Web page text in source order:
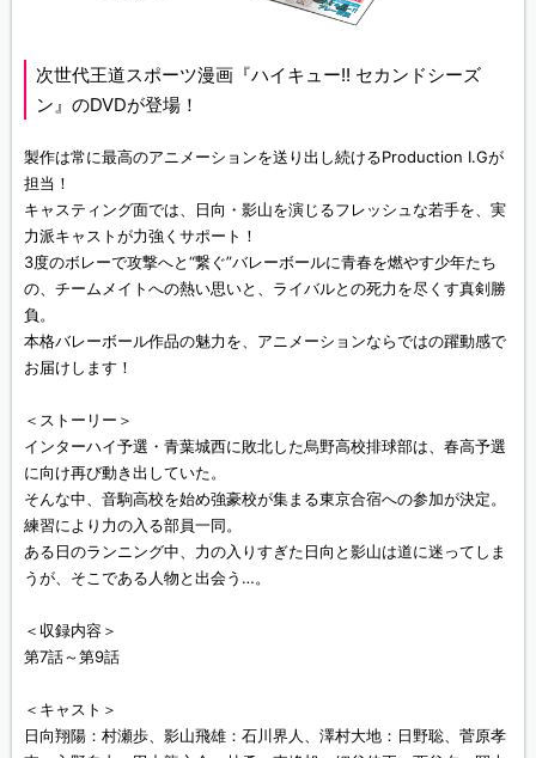
次世代王道スポーツ漫画『ハイキュー!! セカンドシーズ
ン』のDVDが登場！
製作は常に最高のアニメーションを送り出し続けるProduction I.Gが
担当！
キャスティング面では、日向・影山を演じるフレッシュな若手を、実
力派キャストが力強くサポート！
3度のボレーで攻撃へと“繋ぐ”バレーボールに青春を燃やす少年たち
の、チームメイトへの熱い思いと、ライバルとの死力を尽くす真剣勝
負。
本格バレーボール作品の魅力を、アニメーションならではの躍動感で
お届けします！
＜ストーリー＞
インターハイ予選・青葉城西に敗北した烏野高校排球部は、春高予選
に向け再び動き出していた。
そんな中、音駒高校を始め強豪校が集まる東京合宿への参加が決定。
練習により力の入る部員一同。
ある日のランニング中、力の入りすぎた日向と影山は道に迷ってしま
うが、そこである人物と出会う…。
＜収録内容＞
第7話～第9話
＜キャスト＞
日向翔陽：村瀬歩、影山飛雄：石川界人、澤村大地：日野聡、菅原孝